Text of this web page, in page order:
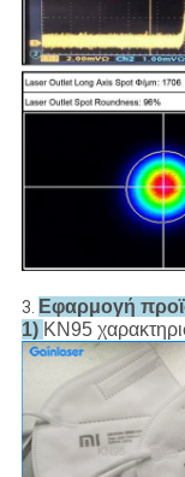
3.
Εφαρμογή
1) KN95